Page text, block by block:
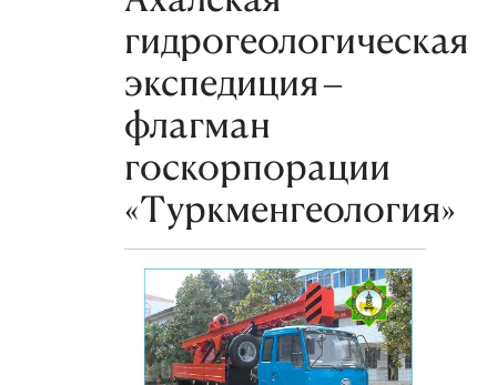
гидрогеологическая
экспедиция –
флагман
госкорпорации
«Туркменгеология»